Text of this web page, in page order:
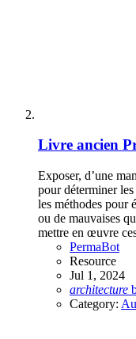
Livre ancien
Exposer, d’une
pour déterminer
les méthodes pour
ou de mauvaises
mettre en œuvre
PermaBot
Resource
Jul 1, 2024
architecture
Category: